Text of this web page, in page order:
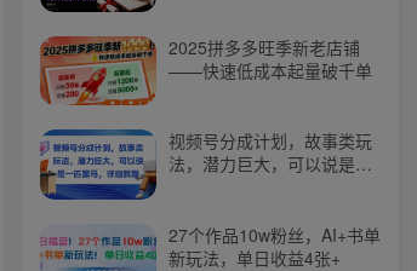
2025拼多多旺季新老店铺
——快速低成本起量破千单
视频号分成计划，故事类玩
法，潜力巨大，可以说是一
27个作品10w粉丝，AI+书单
新玩法，单日收益4张+